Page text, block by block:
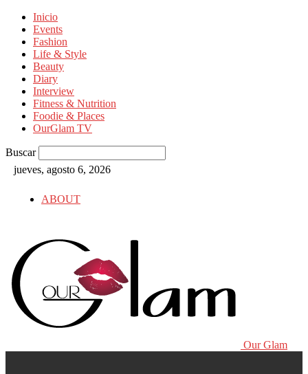
Inicio
Events
Fashion
Life & Style
Beauty
Diary
Interview
Fitness & Nutrition
Foodie & Places
OurGlam TV
Buscar
jueves, agosto 6, 2026
ABOUT
Our Glam